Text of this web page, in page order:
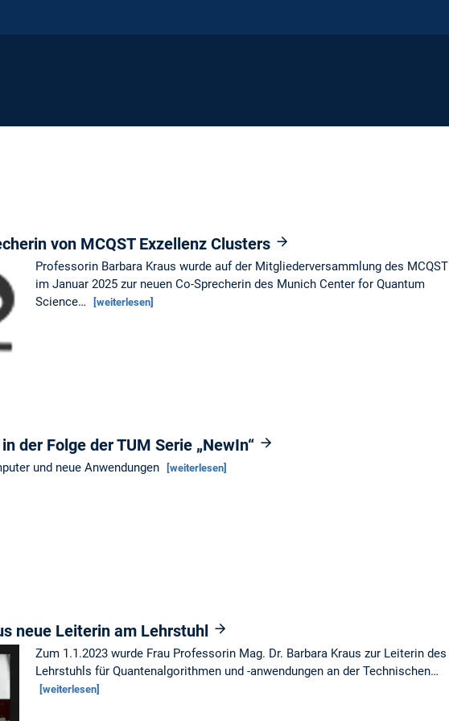
von MCQST Exzellenz Clusters
Professorin Barbara Kraus wurde auf der Mitgliederversammlung des MCQST
im Januar 2025 zur neuen Co-Sprecherin des Munich Center for Quantum
Science…
[weiterlesen]
der Folge der TUM Serie „NewIn“
und neue Anwendungen [weiterlesen]
neue Leiterin am Lehrstuhl
Zum 1.1.2023 wurde Frau Professorin Mag. Dr. Barbara Kraus zur Leiterin des
Lehrstuhls für Quantenalgorithmen und -anwendungen an der Technischen…
[weiterlesen]